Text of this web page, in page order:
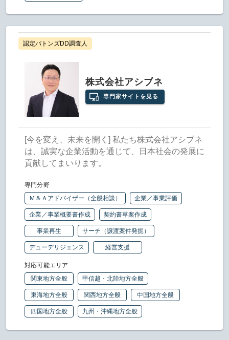
認定バトンズDD調査人
株式会社アシブネ
専門家サイトを見る
[今を変え、未来を開く] 私たち株式会社アシブネ
は、誠実な企業活動を通じて、日本社会の発展に
貢献してまいります。
専門分野
Ｍ＆Ａアドバイザー（全般相談）
企業／事業評価
企業／事業概要書作成 契約書草案作成
事業再生 サーチ（譲渡案件発掘）
デューデリジェンス 経営支援
対応可能エリア
関東地方全般
甲信越・北陸地方全般
東海地方全般 関西地方全般 中国地方全般
四国地方全般 九州・沖縄地方全般